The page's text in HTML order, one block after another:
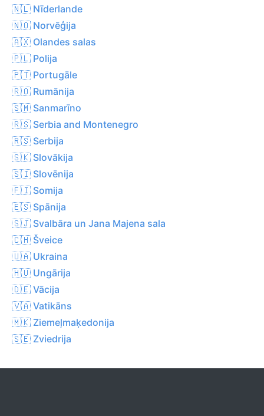
🇳🇱 Nīderlande
🇳🇴 Norvēģija
🇦🇽 Olandes salas
🇵🇱 Polija
🇵🇹 Portugāle
🇷🇴 Rumānija
🇸🇲 Sanmarīno
🇷🇸 Serbia and Montenegro
🇷🇸 Serbija
🇸🇰 Slovākija
🇸🇮 Slovēnija
🇫🇮 Somija
🇪🇸 Spānija
🇸🇯 Svalbāra un Jana Majena sala
🇨🇭 Šveice
🇺🇦 Ukraina
🇭🇺 Ungārija
🇩🇪 Vācija
🇻🇦 Vatikāns
🇲🇰 Ziemeļmaķedonija
🇸🇪 Zviedrija